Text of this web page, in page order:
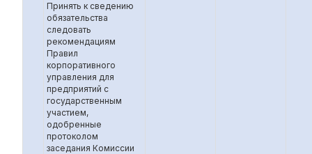
Принять к сведению
обязательства
следовать
рекомендациям
Правил
корпоративного
управления для
предприятий с
государственным
участием,
одобренные
протоколом
заседания Комиссии